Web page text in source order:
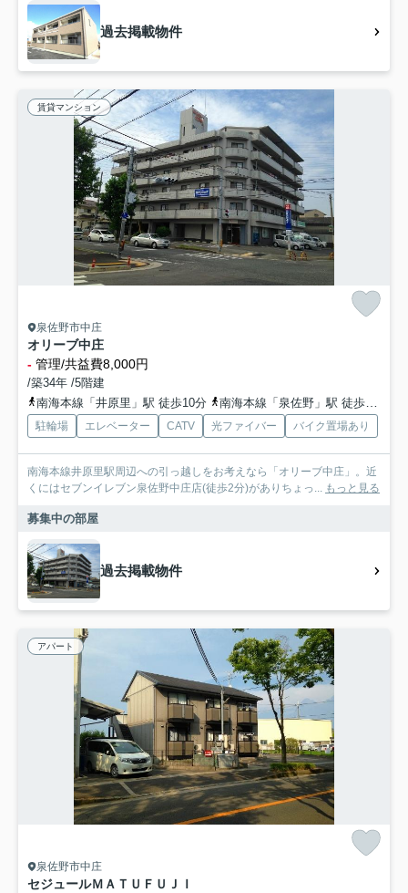
過去掲載物件
賃貸マンション
泉佐野市中庄
オリーブ中庄
- 管理/共益費8,000円
/築34年 /5階建
南海本線「井原里」駅 徒歩10分
南海本線「泉佐野」駅 徒歩15分
駐輪場 エレベーター CATV 光ファイバー バイク置場あり
南海本線井原里駅周辺への引っ越しをお考えなら「オリーブ中庄」。近
くにはセブンイレブン泉佐野中庄店(徒歩2分)がありちょっ... もっと見る
募集中の部屋
過去掲載物件
アパート
泉佐野市中庄
セジュールＭＡＴＵＦＵＪＩ